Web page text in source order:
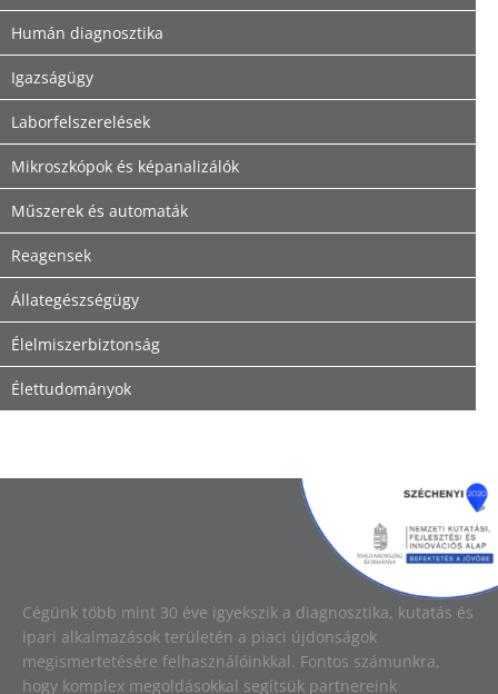
Humán diagnosztika
Igazságügy
Laborfelszerelések
Mikroszkópok és képanalizálók
Műszerek és automaták
Reagensek
Állategészségügy
Élelmiszerbiztonság
Élettudományok
Cégünk több mint 30 éve igyekszik a diagnosztika, kutatás és
ipari alkalmazások területén a piaci újdonságok
megismertetésére felhasználóinkkal. Fontos számunkra,
hogy komplex megoldásokkal segítsük partnereink
Image